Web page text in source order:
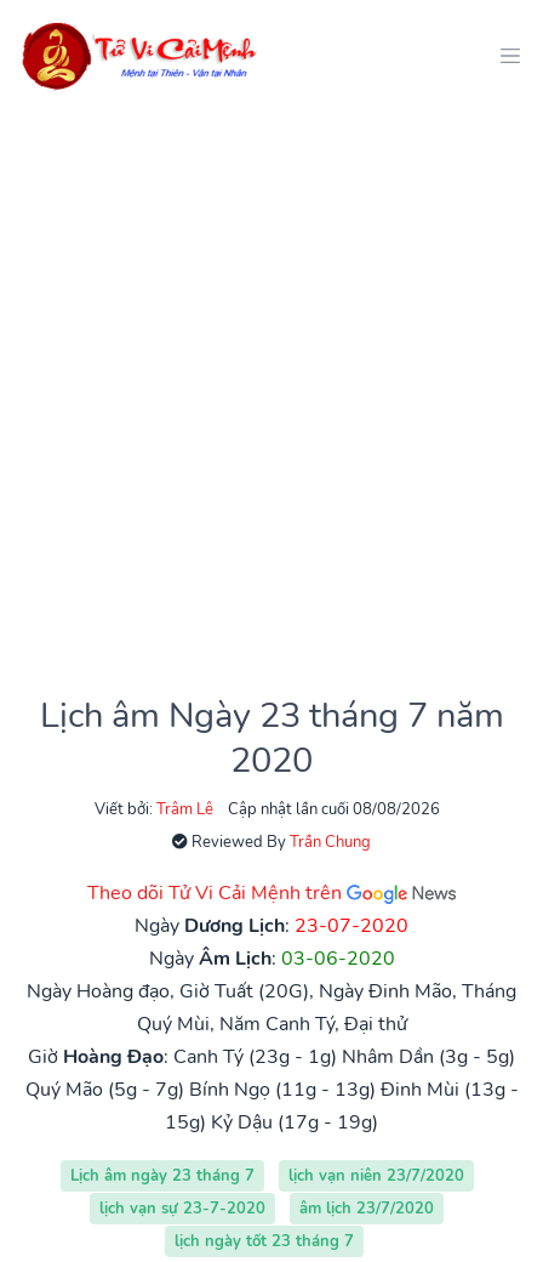
Lịch âm Ngày 23 tháng 7 năm
2020
Viết bởi: Trâm Lê
Cập nhật lần cuối 08/08/2026
Reviewed ByTrần Chung
Theo dõi Tử Vi Cải Mệnh trên
Ngày Dương Lịch: 23-07-2020
NgàyÂm Lịch: 03-06-2020
Ngày Hoàng đạo, Giờ Tuất (20G), Ngày Đinh Mão, Tháng
Quý Mùi, Năm Canh Tý, Đại thử
Giờ Hoàng Đạo: Canh Tý (23g - 1g) Nhâm Dần (3g - 5g)
Quý Mão (5g - 7g) Bính Ngọ (11g - 13g) Đinh Mùi (13g -
15g) Kỷ Dậu (17g - 19g)
Lịch âm ngày 23 tháng 7
lịch vạn niên 23/7/2020
lịch vạn sự 23-7-2020
âm lịch 23/7/2020
lịch ngày tốt 23 tháng 7